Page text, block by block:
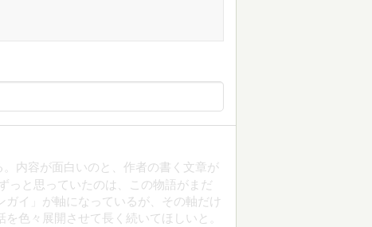
内容が面白いのと、作者の書く文章が
っと思っていたのは、この物語がまだ
ガイ」が軸になっているが、その軸だけ
色々展開させて長く続いてほしいと。